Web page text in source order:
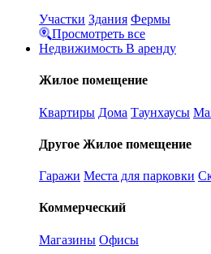
Участки Здания Фермы
Просмотреть все
Недвижимость В аренду
Жилое помещение
Квартиры Дома Таунхаусы
Другое Жилое помещение
Гаражи Места для парковки
Коммерческий
Магазины Офисы